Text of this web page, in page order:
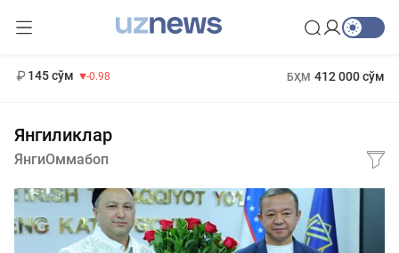
145 сўм -0.98 БҲМ 412 000 сўм
Янгиликлар
ЯнгиОммабоп